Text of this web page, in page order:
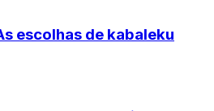
escolhas de kabaleku